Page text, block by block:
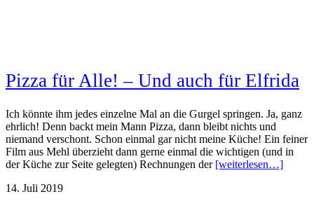
Pizza für Alle! – Und auch für Elfrida
Ich könnte ihm jedes einzelne Mal an die Gurgel springen. Ja, ganz
ehrlich! Denn backt mein Mann Pizza, dann bleibt nichts und
niemand verschont. Schon einmal gar nicht meine Küche! Ein feiner
Film aus Mehl überzieht dann gerne einmal die wichtigen (und in
der Küche zur Seite gelegten) Rechnungen der [weiterlesen…]
14. Juli 2019